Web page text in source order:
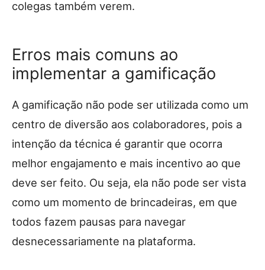
colegas também verem.
Erros mais comuns ao
implementar a gamificação
A gamificação não pode ser utilizada como um
centro de diversão aos colaboradores, pois a
intenção da técnica é garantir que ocorra
melhor engajamento e mais incentivo ao que
deve ser feito. Ou seja, ela não pode ser vista
como um momento de brincadeiras, em que
todos fazem pausas para navegar
desnecessariamente na plataforma.